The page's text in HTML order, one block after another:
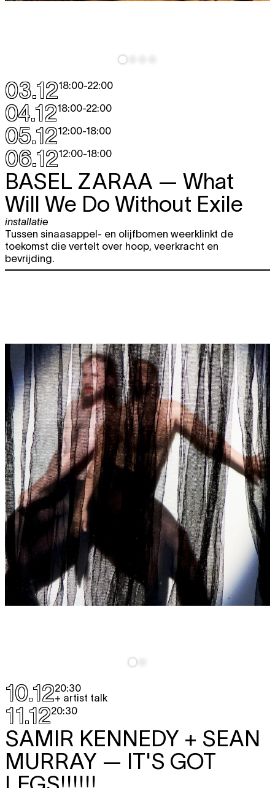
03.1218:00-22:00
04.1218:00-22:00
05.1212:00-18:00
06.1212:00-18:00
BASEL ZARAA — What
Will We Do Without Exile
installatie
Tussen sinaasappel- en olijfbomen weerklinkt de
toekomst die vertelt over hoop, veerkracht en
bevrijding.
10.1220:30
+ artist talk
11.1220:30
SAMIR KENNEDY + SEAN
MURRAY — IT'S GOT